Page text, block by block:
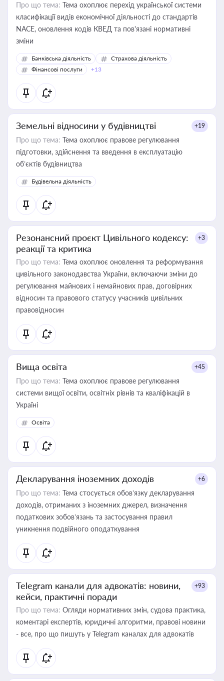
Про що тема: Тема охоплює перехід української системи
класифікації видів економічної діяльності до стандартів
NACE, оновлення кодів КВЕД та пов'язані нормативні
зміни
Банківська діяльність
Страхова діяльність
Фінансові послуги
+13
Земельні відносини у будівництві +19
Про що тема: Тема охоплює правове регулювання
підготовки, здійснення та введення в експлуатацію
об’єктів будівництва
Будівельна діяльність
Резонансний проєкт Цивільного кодексу:
реакції та критика
+3
Про що тема: Тема охоплює оновлення та реформування
цивільного законодавства України, включаючи зміни до
регулювання майнових і немайнових прав, договірних
відносин та правового статусу учасників цивільних
правовідносин
Вища освіта +45
Про що тема: Тема охоплює правове регулювання
системи вищої освіти, освітніх рівнів та кваліфікацій в
Україні
Освіта
Декларування іноземних доходів +6
Про що тема: Тема стосується обов’язку декларування
доходів, отриманих з іноземних джерел, визначення
податкових зобов’язань та застосування правил
уникнення подвійного оподаткування
Telegram канали для адвокатів: новини,
кейси, практичні поради
+93
Про що тема: Огляди нормативних змін, судова практика,
коментарі експертів, юридичні алгоритми, правові новини
- все, про що пишуть у Telegram каналах для адвокатів